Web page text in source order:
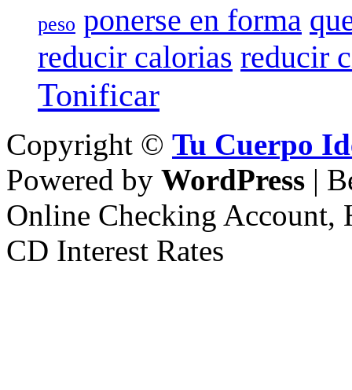
peso ponerse en forma
reducir calorias reducir
Tonificar
Copyright © Tu Cuerpo
Powered by WordPress |
Online Checking Account,
CD Interest Rates